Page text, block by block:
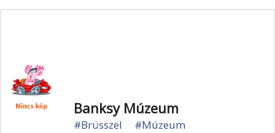
Banksy Múzeum
#Brüsszel #Múzeum